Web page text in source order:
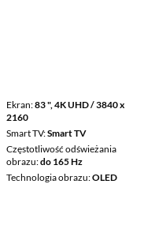
Ekran 83 ", 4K UHD / 3840 x
2160
Smart TV Smart TV
Częstotliwość odświeżania
obrazu do 165 Hz
Technologia obrazu OLED